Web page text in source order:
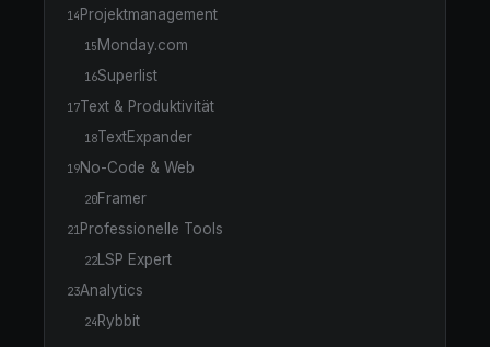
14 Projektmanagement
15 Monday.com
16Superlist
17Text & Produktivität
18TextExpander
19No-Code & Web
20Framer
21Professionelle Tools
22 LSP Expert
23Analytics
24 Rybbit